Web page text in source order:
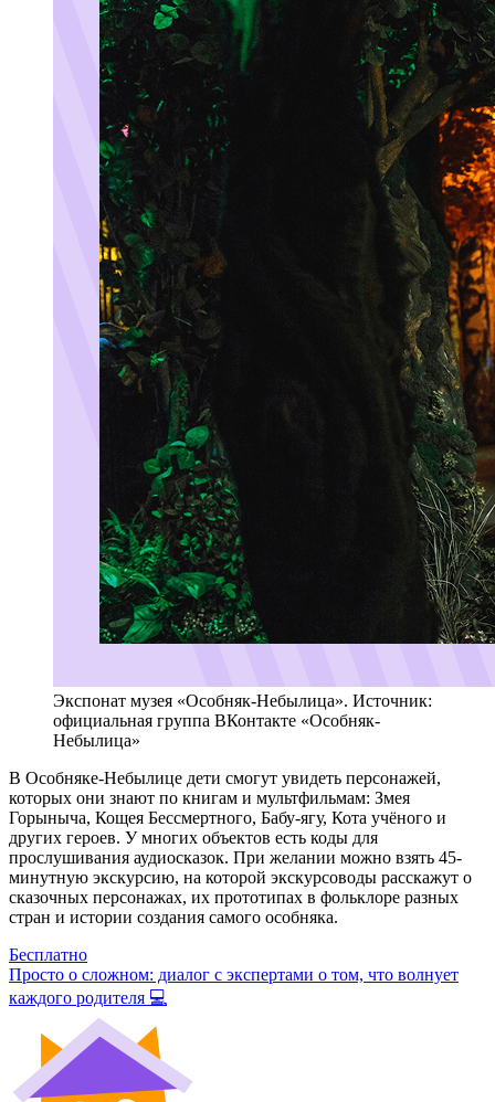
Экспонат музея «Особняк-Небылица». Источник:
официальная группа ВКонтакте «Особняк-
Небылица»
В Особняке-Небылице дети смогут увидеть персонажей,
которых они знают по книгам и мультфильмам: Змея
Горыныча, Кощея Бессмертного, Бабу-ягу, Кота учёного и
других героев. У многих объектов есть коды для
прослушивания аудиосказок. При желании можно взять 45-
минутную экскурсию, на которой экскурсоводы расскажут о
сказочных персонажах, их прототипах в фольклоре разных
стран и истории создания самого особняка.
Бесплатно
Просто о сложном: диалог с экспертами о том, что волнует
каждого родителя 💻